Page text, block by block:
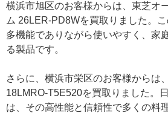
横浜市旭区のお客様からは、東芝オ
ム 26LER-PD8Wを買取りました。こ
多機能でありながら使いやすく、家
る製品です。
さらに、横浜市栄区のお客様からは
18LMRO-T5E520を買取りました。
は、その高性能と信頼性で多くの料